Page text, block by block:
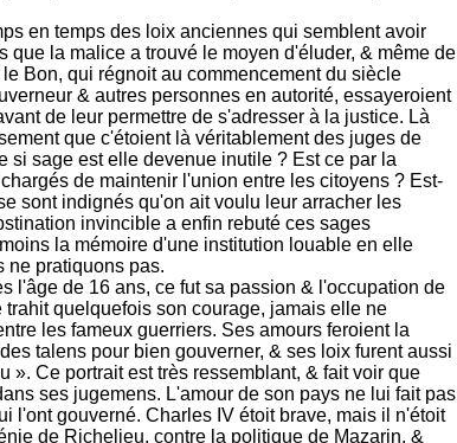
en temps des loix anciennes qui semblent avoir
que la malice a trouvé le moyen d'éluder, & même de
Bon, qui régnoit au commencement du siècle
& autres personnes en autorité, essayeroient
de leur permettre de s'adresser à la justice. Là
que c'étoient là véritablement des juges de
si sage est elle devenue inutile ? Est ce par la
de maintenir l'union entre les citoyens ? Est-
sont indignés qu'on ait voulu leur arracher les
invincible a enfin rebuté ces sages
la mémoire d'une institution louable en elle
ne pratiquons pas.
l'âge de 16 ans, ce fut sa passion & l'occupation de
trahit quelquefois son courage, jamais elle ne
les fameux guerriers. Ses amours feroient la
talens pour bien gouverner, & ses loix furent aussi
». Ce portrait est très ressemblant, & fait voir que
ses jugemens. L'amour de son pays ne lui fait pas
l'ont gouverné. Charles IV étoit brave, mais il n'étoit
de Richelieu, contre la politique de Mazarin, &